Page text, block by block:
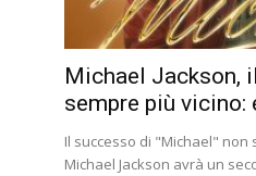
Michael Jackson,
sempre più vicino:
Il successo di "Michael" non
Michael Jackson avrà un